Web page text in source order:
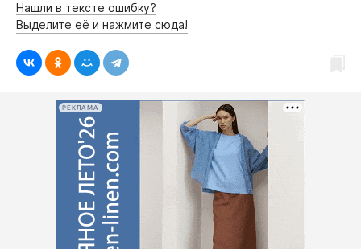
Нашли в тексте ошибку?
Выделите её и нажмите сюда!
РЕКЛАМА